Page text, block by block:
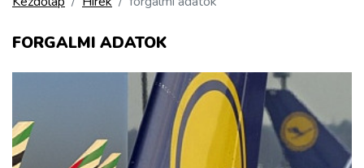
REPÜLÉS
FORGALMI ADATOK